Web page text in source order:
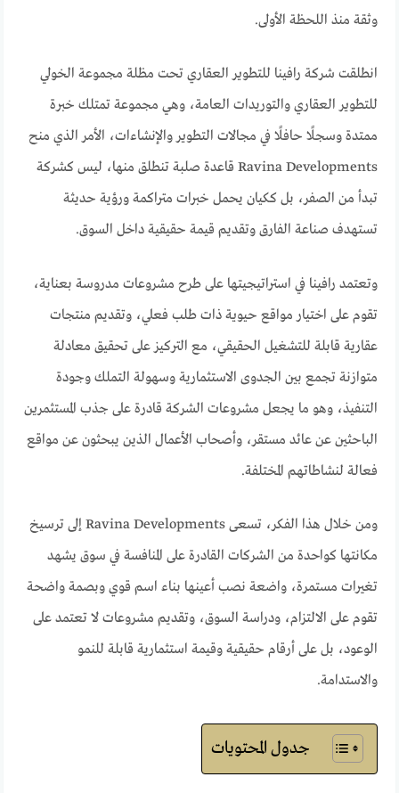
وثقة منذ اللحظة الأولى.
انطلقت شركة رافينا للتطوير العقاري تحت مظلة مجموعة الخولي
للتطوير العقاري والتوريدات العامة، وهي مجموعة تمتلك خبرة
ممتدة وسجلًا حافلًا في مجالات التطوير والإنشاءات، الأمر الذي منح
Ravina Developments قاعدة صلبة تنطلق منها، ليس كشركة
تبدأ من الصفر، بل ككيان يحمل خبرات متراكمة ورؤية حديثة
تستهدف صناعة الفارق وتقديم قيمة حقيقية داخل السوق.
وتعتمد رافينا في استراتيجيتها على طرح مشروعات مدروسة بعناية،
تقوم على اختيار مواقع حيوية ذات طلب فعلي، وتقديم منتجات
عقارية قابلة للتشغيل الحقيقي، مع التركيز على تحقيق معادلة
متوازنة تجمع بين الجدوى الاستثمارية وسهولة التملك وجودة
التنفيذ، وهو ما يجعل مشروعات الشركة قادرة على جذب المستثمرين
الباحثين عن عائد مستقر، وأصحاب الأعمال الذين يبحثون عن مواقع
فعالة لنشاطاتهم المختلفة.
ومن خلال هذا الفكر، تسعى Ravina Developments إلى ترسيخ
مكانتها كواحدة من الشركات القادرة على المنافسة في سوق يشهد
تغيرات مستمرة، واضعة نصب أعينها بناء اسم قوي وبصمة واضحة
تقوم على الالتزام، ودراسة السوق، وتقديم مشروعات لا تعتمد على
الوعود، بل على أرقام حقيقية وقيمة استثمارية قابلة للنمو
والاستدامة.
جدول المحتويات